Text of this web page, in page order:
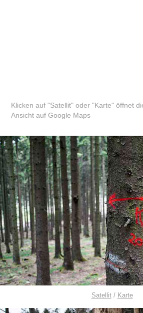
Klicken auf "Satellit" oder "Karte" öffnet
Ansicht auf Google Maps
Satellit/ Karte